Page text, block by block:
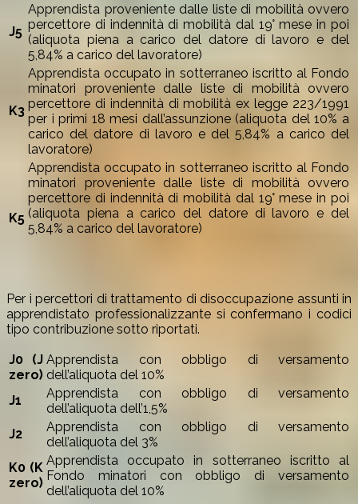
J5
Apprendista proveniente dalle liste di mobilità ovvero
percettore di indennità di mobilità dal 19° mese in poi
(aliquota piena a carico del datore di lavoro e del
5,84% a carico del lavoratore)
K3
Apprendista occupato in sotterraneo iscritto al Fondo
minatori proveniente dalle liste di mobilità ovvero
percettore di indennità di mobilità ex legge 223/1991
per i primi 18 mesi dall’assunzione (aliquota del 10% a
carico del datore di lavoro e del 5,84% a carico del
lavoratore)
K5
Apprendista occupato in sotterraneo iscritto al Fondo
minatori proveniente dalle liste di mobilità ovvero
percettore di indennità di mobilità dal 19° mese in poi
(aliquota piena a carico del datore di lavoro e del
5,84% a carico del lavoratore)
Per i percettori di trattamento di disoccupazione assunti in
apprendistato professionalizzante si confermano i codici
tipo contribuzione sotto riportati.
J0 (J
zero)
Apprendista con obbligo di versamento
dell’aliquota del 10%
J1
Apprendista con obbligo di versamento
dell’aliquota dell’1,5%
J2
Apprendista con obbligo di versamento
dell’aliquota del 3%
K0 (K
zero)
Apprendista occupato in sotterraneo iscritto al
Fondo minatori con obbligo di versamento
dell’aliquota del 10%